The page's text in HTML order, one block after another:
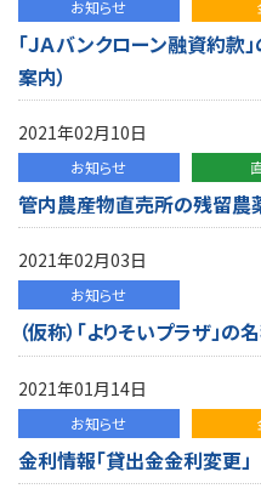
お知らせ
「ＪＡバンクローン融資約款
案内）
2021年02月10日
お知らせ
管内農産物直売所の残留農薬
2021年02月03日
お知らせ
（仮称）「よりそいプラザ」
2021年01月14日
お知らせ
金利情報「貸出金金利変更」